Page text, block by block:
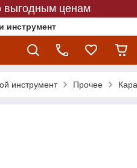
выгодным ценам
инструмент
инструмент Прочее